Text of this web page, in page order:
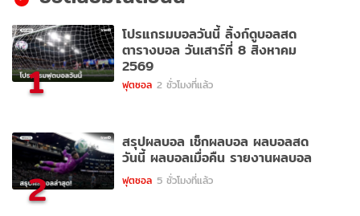
1
โปรแกรมบอลวันนี้ ลิ้งก์ดูบอลสด
ตารางบอล วันเสาร์ที่ 8 สิงหาคม
2569
ฟุตซอล 2 ชั่วโมงที่แล้ว
2
สรุปผลบอล เช็กผลบอล ผลบอลสด
วันนี้ ผลบอลเมื่อคืน รายงานผลบอล
ฟุตซอล 5 ชั่วโมงที่แล้ว